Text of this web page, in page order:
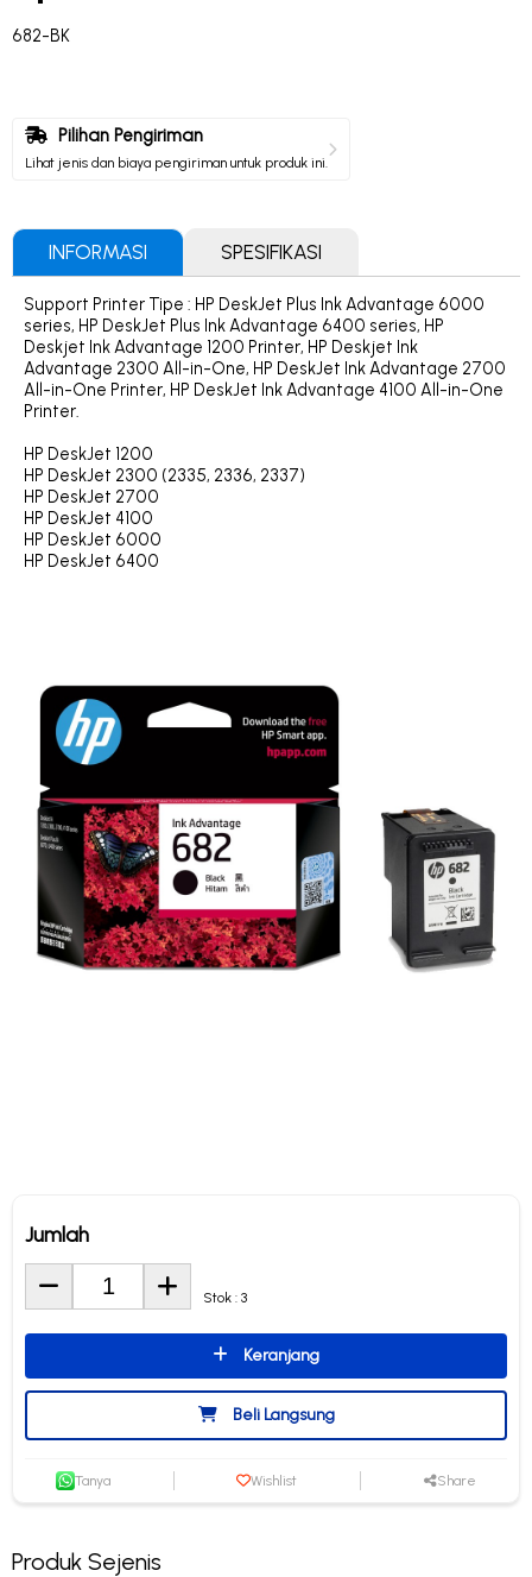
682-BK
Pilihan Pengiriman
Lihat jenis dan biaya pengiriman untuk produk ini.
INFORMASI SPESIFIKASI
Support Printer Tipe : HP DeskJet Plus Ink Advantage 6000
series, HP DeskJet Plus Ink Advantage 6400 series, HP
Deskjet Ink Advantage 1200 Printer, HP Deskjet Ink
Advantage 2300 All-in-One, HP DeskJet Ink Advantage 2700
All-in-One Printer, HP DeskJet Ink Advantage 4100 All-in-One
Printer.
HP DeskJet 1200
HP DeskJet 2300 (2335, 2336, 2337)
HP DeskJet 2700
HP DeskJet 4100
HP DeskJet 6000
HP DeskJet 6400
Jumlah
Stok : 3
Keranjang
Beli Langsung
Tanya Wishlist Share
Produk Sejenis